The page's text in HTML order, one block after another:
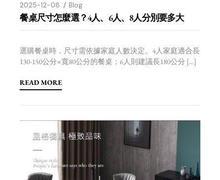
2025-12-08 Blog
餐桌尺寸怎麼選？4人、6人、8人分別要多大
選購餐桌時，尺寸需依據家庭人數決定。4人家庭適合長
130-150公分×寬80公分的餐桌；6人則建議長180公分 […]
READ MORE